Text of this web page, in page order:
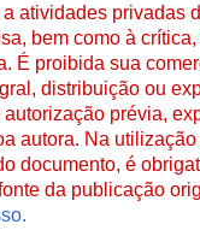
atividades privadas
bem como à
É proibida sua
distribuição ou
prévia,
autora. Na
documento, é
da publicação